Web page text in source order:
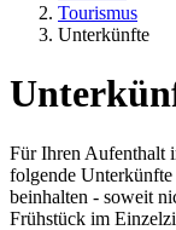
Tourismus
Unterkünfte
Für Ihren Aufenthalt
folgende Unterkünfte
beinhalten - soweit
Frühstück im